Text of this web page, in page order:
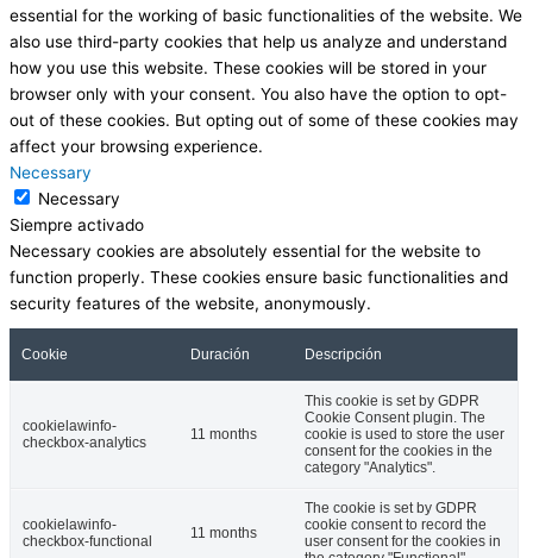
essential for the working of basic functionalities of the website. We
also use third-party cookies that help us analyze and understand
how you use this website. These cookies will be stored in your
browser only with your consent. You also have the option to opt-
out of these cookies. But opting out of some of these cookies may
affect your browsing experience.
Necessary
Necessary
Siempre activado
Necessary cookies are absolutely essential for the website to
function properly. These cookies ensure basic functionalities and
security features of the website, anonymously.
Cookie Duración Descripción
cookielawinfo-
checkbox-analytics
11 months
This cookie is set by GDPR
Cookie Consent plugin. The
cookie is used to store the user
consent for the cookies in the
category "Analytics".
cookielawinfo-
checkbox-functional
11 months
The cookie is set by GDPR
cookie consent to record the
user consent for the cookies in